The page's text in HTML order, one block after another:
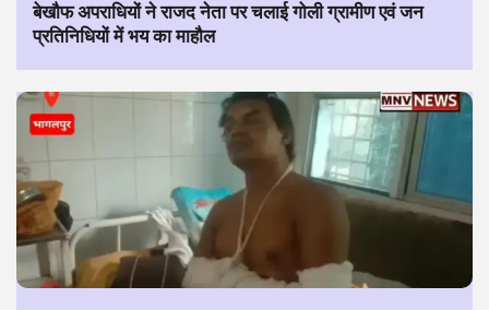
बेखौफ अपराधियों ने राजद नेता पर चलाई गोली ग्रामीण एवं जन
प्रतिनिधियों में भय का माहौल